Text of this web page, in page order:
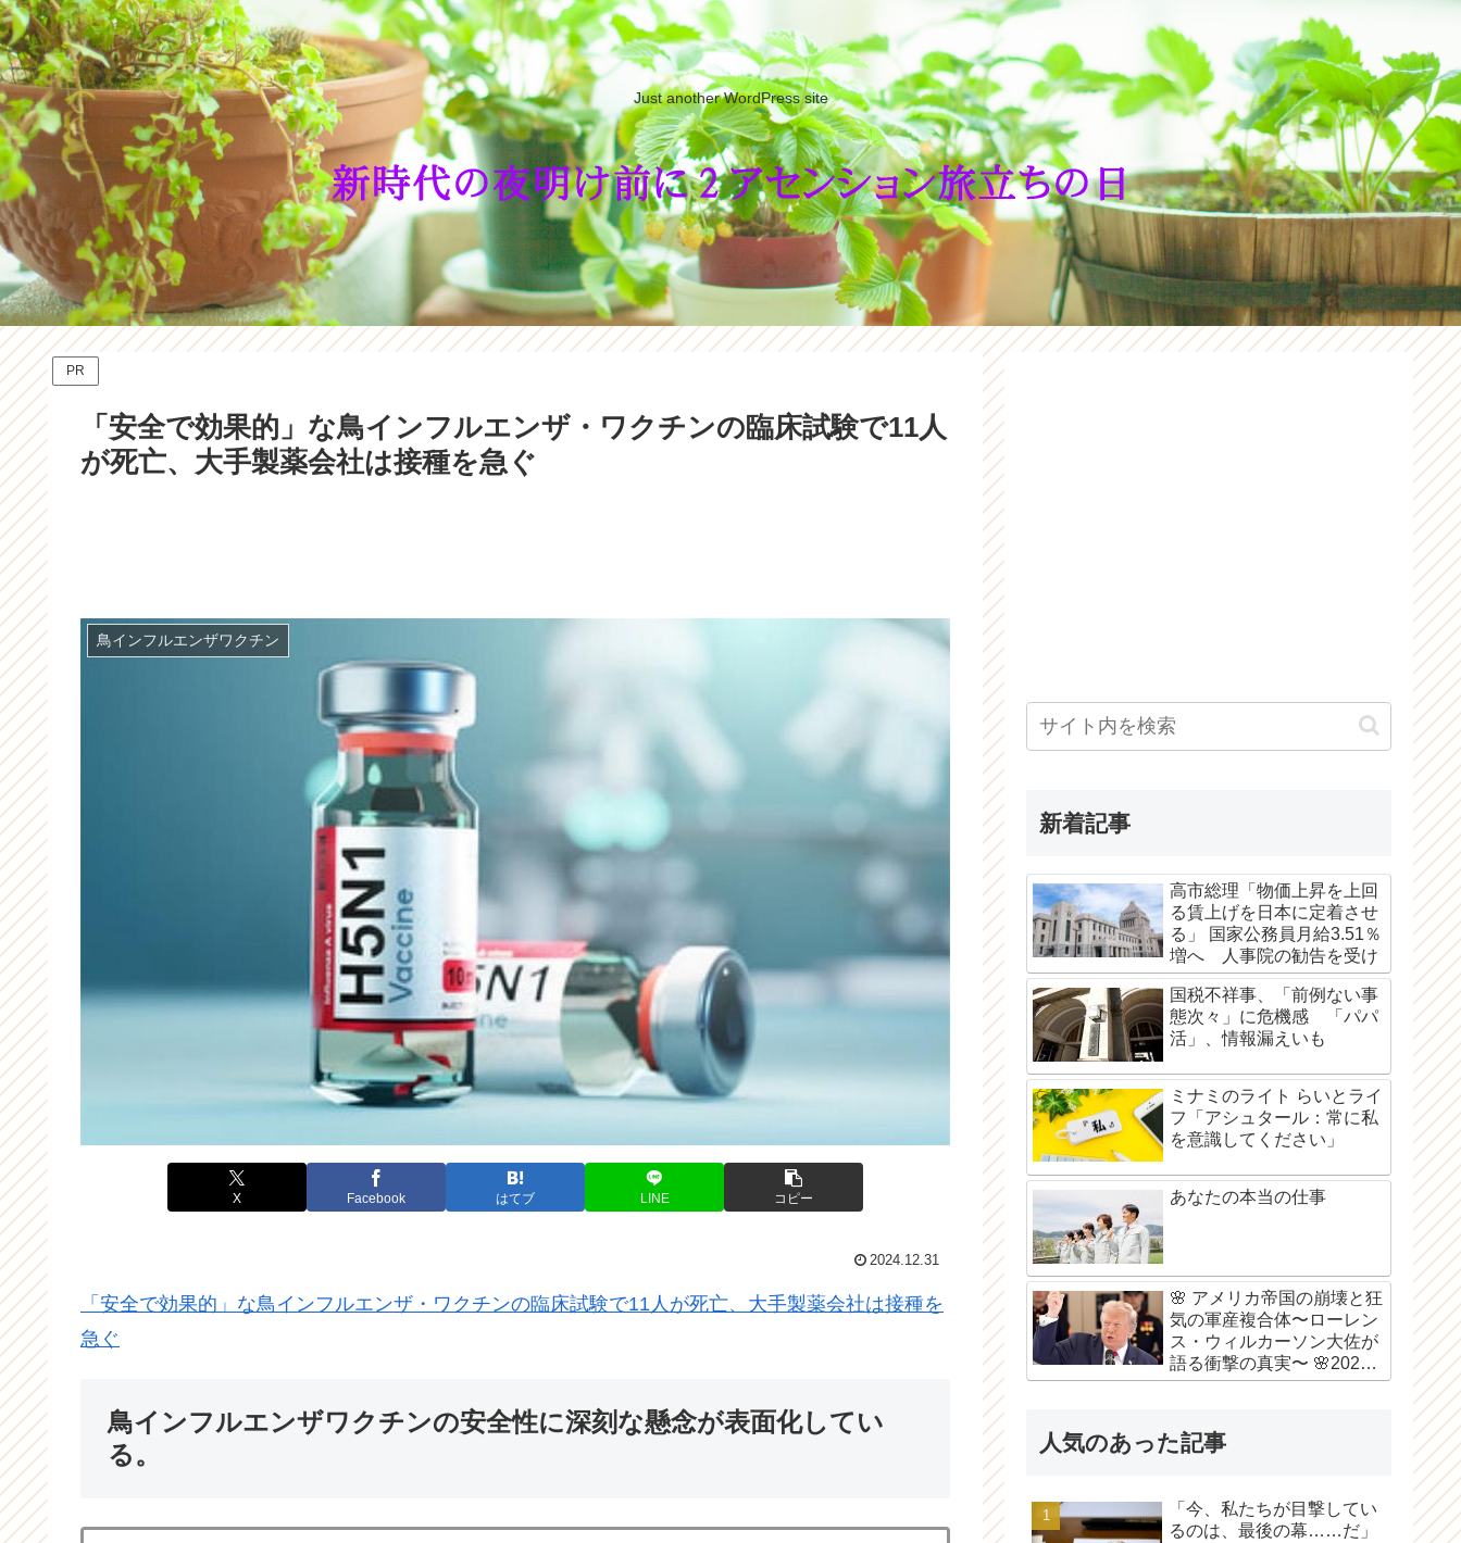
Just another WordPress site
PR
「安全で効果的」な鳥インフルエンザ・ワクチンの臨床試験で11人
が死亡、大手製薬会社は接種を急ぐ
鳥インフルエンザワクチン
X Facebook はてブ LINE コピー
2024.12.31
「安全で効果的」な鳥インフルエンザ・ワクチンの臨床試験で11人が死亡、大手製薬会社は接種を
急ぐ
鳥インフルエンザワクチンの安全性に深刻な懸念が表面化してい
る。
新着記事
高市総理「物価上昇を上回
る賃上げを日本に定着させ
る」 国家公務員月給3.51％
増へ 人事院の勧告を受け
国税不祥事、「前例ない事
態次々」に危機感 「パパ
活」、情報漏えいも
ミナミのライト らいとライ
フ「アシュタール：常に私
を意識してください」
あなたの本当の仕事
🌸 アメリカ帝国の崩壊と狂
気の軍産複合体〜ローレン
ス・ウィルカーソン大佐が
語る衝撃の真実〜 🌸2026
年8月6日
人気のあった記事
「今、私たちが目撃してい
るのは、最後の幕……だ」